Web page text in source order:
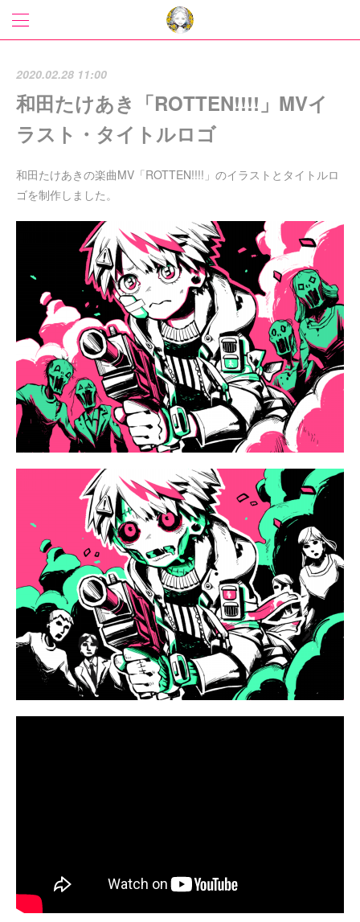
2020.02.28 11:00
和田たけあき「ROTTEN!!!!」MVイ
ラスト・タイトルロゴ
和田たけあきの楽曲MV「ROTTEN!!!!」のイラストとタイトルロ
ゴを制作しました。